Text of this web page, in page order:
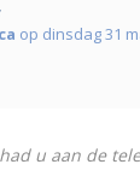
op dinsdag 31
u aan de